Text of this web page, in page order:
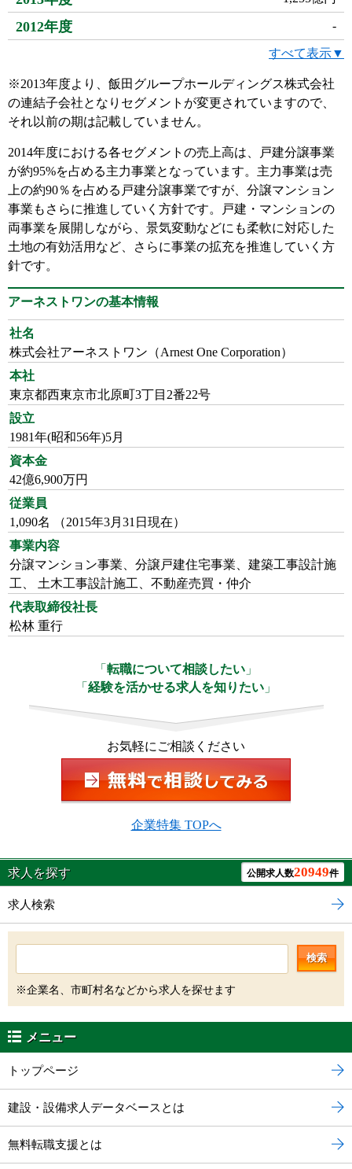
2012年度 -
すべて表示▼
※2013年度より、飯田グループホールディングス株式会社
の連結子会社となりセグメントが変更されていますので、
それ以前の期は記載していません。
2014年度における各セグメントの売上高は、戸建分譲事業
が約95%を占める主力事業となっています。主力事業は売
上の約90％を占める戸建分譲事業ですが、分譲マンション
事業もさらに推進していく方針です。戸建・マンションの
両事業を展開しながら、景気変動などにも柔軟に対応した
土地の有効活用など、さらに事業の拡充を推進していく方
針です。
アーネストワンの基本情報
社名
株式会社アーネストワン（Arnest One Corporation）
本社
東京都西東京市北原町3丁目2番22号
設立
1981年(昭和56年)5月
資本金
42億6,900万円
従業員
1,090名 （2015年3月31日現在）
事業内容
分譲マンション事業、分譲戸建住宅事業、建築工事設計施
工、 土木工事設計施工、不動産売買・仲介
代表取締役社長
松林 重行
「 転職について相談したい 」
「 経験を活かせる求人を知りたい 」
お気軽にご相談ください
企業特集 TOPへ
求人を探す 公開求人数20949件
求人検索
検索
※企業名、市町村名などから求人を探せます
メニュー
トップページ
建設・設備求人データベースとは
無料転職支援とは